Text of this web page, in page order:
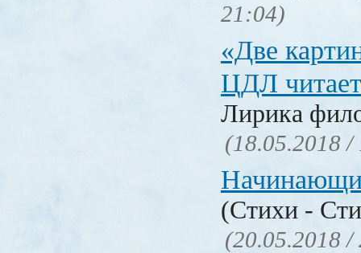
21:04)
«Две
ЦДЛ
Лирика
(18.05.2018 /
(Стихи -
(20.05.2018 /